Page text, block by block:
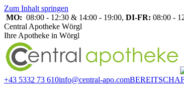
Zum Inhalt springen
MO: 08:00 - 12:30 & 14:00 - 19:00, DI-FR: 08:00 -
Central Apotheke Wörgl
Ihre Apotheke in Wörgl
+43 5332 73 610info@central-apo.com